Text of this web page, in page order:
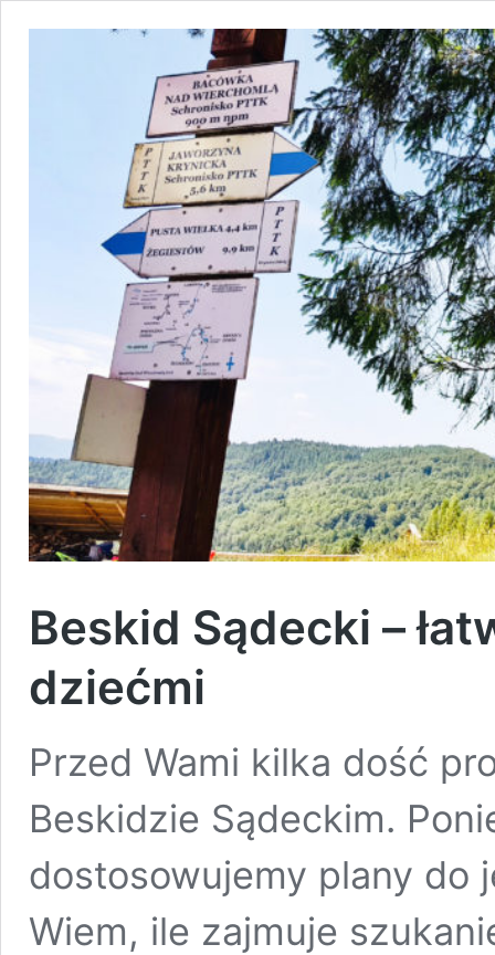
Beskid Sądecki –
dziećmi
Przed Wami kilka dość
Beskidzie Sądeckim.
dostosowujemy plany do
Wiem, ile zajmuje